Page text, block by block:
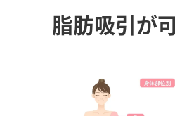
脂肪吸引が